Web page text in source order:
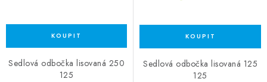
Sedlová odbočka lisovaná 250
125
Sedlová odbočka lisovaná 125
125